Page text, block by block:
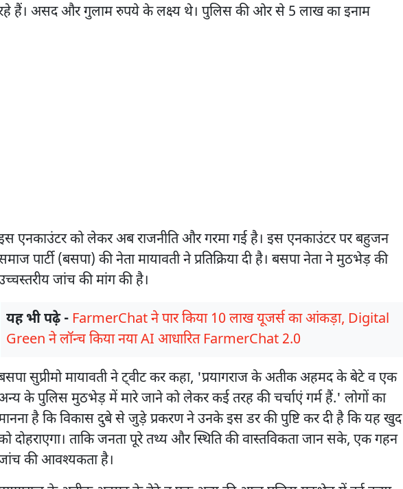
हैं। असद और गुलाम रुपये के लक्ष्य थे। पुलिस की ओर से 5 लाख का इनाम
एनकाउंटर को लेकर अब राजनीति और गरमा गई है। इस एनकाउंटर पर बहुजन
पार्टी (बसपा) की नेता मायावती ने प्रतिक्रिया दी है। बसपा नेता ने मुठभेड़ की
जांच की मांग की है।
यह भी पढ़े - FarmerChat ने पार किया 10 लाख यूजर्स का आंकड़ा, Digital
Green ने लॉन्च किया नया AI आधारित FarmerChat 2.0
सुप्रीमो मायावती ने ट्वीट कर कहा, 'प्रयागराज के अतीक अहमद के बेटे व एक
के पुलिस मुठभेड़ में मारे जाने को लेकर कई तरह की चर्चाएं गर्म हैं.' लोगों का
है कि विकास दुबे से जुड़े प्रकरण ने उनके इस डर की पुष्टि कर दी है कि यह खुद
दोहराएगा। ताकि जनता पूरे तथ्य और स्थिति की वास्तविकता जान सके, एक गहन
की आवश्यकता है।